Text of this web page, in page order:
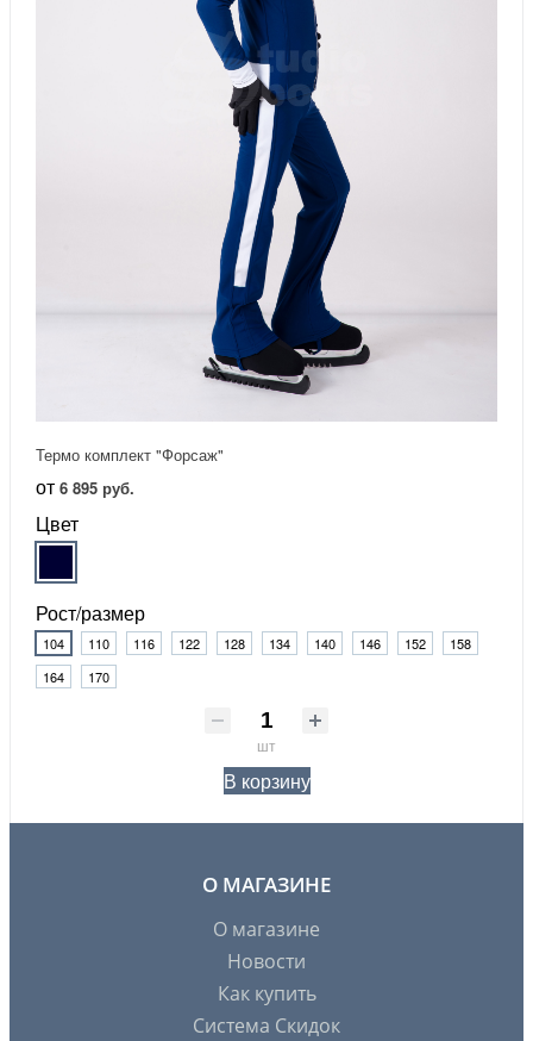
Термо комплект "Форсаж"
от 6 895 руб.
Цвет
Рост/размер
104 110 116 122 128 134 140 146 152
158
164
170
шт
В корзину
О МАГАЗИНЕ
О магазине
Новости
Как купить
Система Скидок